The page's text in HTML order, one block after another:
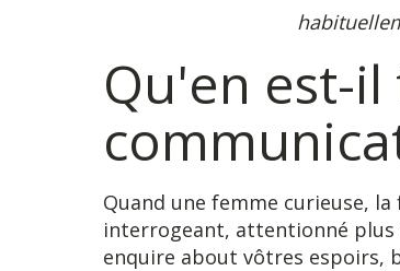
Qu'en est-
Quand une femme curieuse,
interrogeant, attentionné
enquire about vôtres espoirs,